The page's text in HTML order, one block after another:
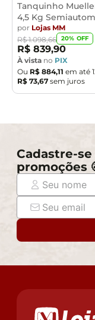
Tanquinho
4,5 Kg
por Lojas MM
R$ 1.098,66 20% OFF
R$ 839,90
À vista no PIX
Ou R$ 884,11 em até
R$ 73,67 sem juros
Cadastre-
promoções